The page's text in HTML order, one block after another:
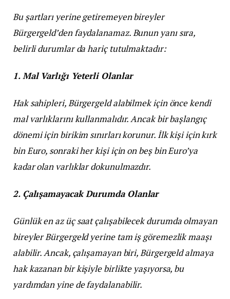
Bu şartları yerine getiremeyen bireyler
Bürgergeld’den faydalanamaz. Bunun yanı sıra,
belirli durumlar da hariç tutulmaktadır:
1. Mal Varlığı Yeterli Olanlar
Hak sahipleri, Bürgergeld alabilmek için önce kendi
mal varlıklarını kullanmalıdır. Ancak bir başlangıç
dönemi için birikim sınırları korunur. İlk kişi için kırk
bin Euro, sonraki her kişi için on beş bin Euro’ya
kadar olan varlıklar dokunulmazdır.
2. Çalışamayacak Durumda Olanlar
Günlük en az üç saat çalışabilecek durumda olmayan
bireyler Bürgergeld yerine tam iş göremezlik maaşı
alabilir. Ancak, çalışamayan biri, Bürgergeld almaya
hak kazanan bir kişiyle birlikte yaşıyorsa, bu
yardımdan yine de faydalanabilir.